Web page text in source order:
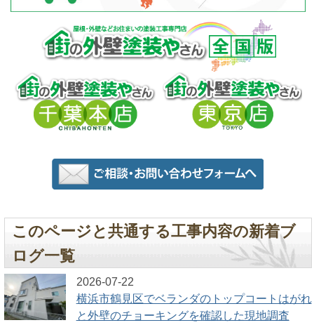
このページと共通する工事内容の新着ブ
ログ一覧
2026-07-22
横浜市鶴見区でベランダのトップコートはがれ
と外壁のチョーキングを確認した現地調査